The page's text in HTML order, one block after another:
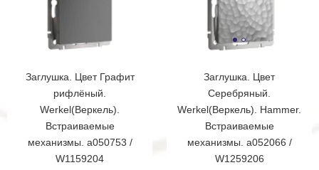
Заглушка. Цвет Графит
рифлёный.
Werkel(Веркель).
Встраиваемые
механизмы. a050753 /
W1159204
Заглушка. Цвет
Серебряный.
Werkel(Веркель). Hammer.
Встраиваемые
механизмы. a052066 /
W1259206